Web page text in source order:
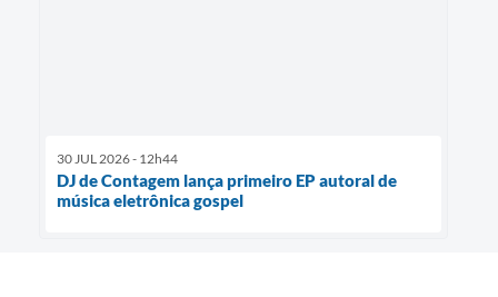
30 JUL 2026 - 12h44
DJ de Contagem lança primeiro EP autoral de
música eletrônica gospel